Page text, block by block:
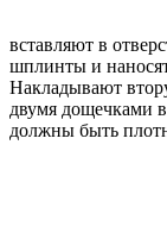
вставляют в
шплинты и
Накладывают
двумя дощечками
должны быть